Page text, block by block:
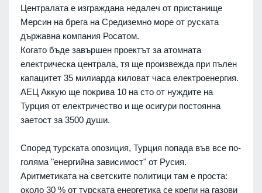
Централата е изграждана недалеч от пристанище
Мерсин на брега на Средиземно море от руската
държавна компания Росатом.
Когато бъде завършен проектът за атомната
електрическа централа, тя ще произвежда при пълен
капацитет 35 милиарда киловат часа електроенергия.
АЕЦ Аккую ще покрива 10 на сто от нуждите на
Турция от електричество и ще осигури постоянна
заетост за 3500 души.
Според турската опозиция, Турция попада във все по-
голяма "енергийна зависимост" от Русия.
Аритметиката на светските политици там е проста:
около 30 % от турската енергетика се крепи на газови